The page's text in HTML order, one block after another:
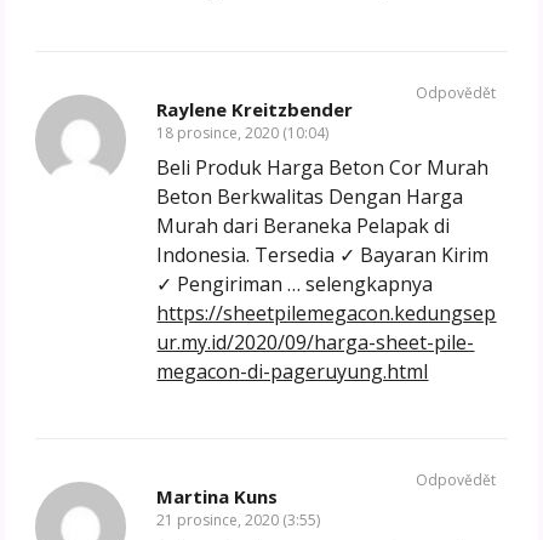
Raylene Kreitzbender
18 prosince, 2020 (10:04)
Beli Produk Harga Beton Cor Murah
Beton Berkwalitas Dengan Harga
Murah dari Beraneka Pelapak di
Indonesia. Tersedia ✓ Bayaran Kirim
✓ Pengiriman … selengkapnya
https://sheetpilemegacon.kedungsep
ur.my.id/2020/09/harga-sheet-pile-
megacon-di-pageruyung.html
Odpovědět
Martina Kuns
21 prosince, 2020 (3:55)
Odpovědět